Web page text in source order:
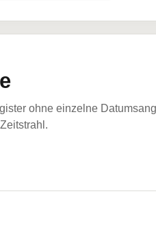
ohne einzelne